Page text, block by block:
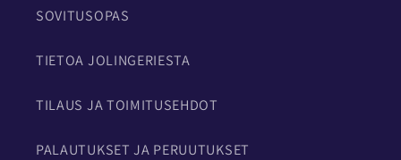
SOVITUSOPAS
TIETOA JOLINGERIESTA
TILAUS JA TOIMITUSEHDOT
PALAUTUKSET JA PERUUTUKSET